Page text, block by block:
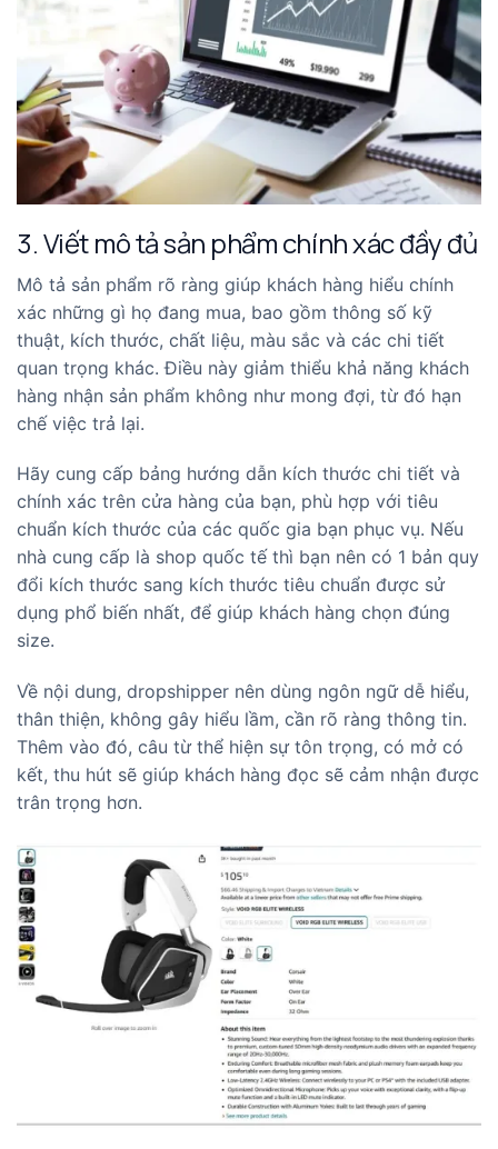
3. Viết mô tả sản phẩm chính xác đầy đủ
Mô tả sản phẩm rõ ràng giúp khách hàng hiểu chính
xác những gì họ đang mua, bao gồm thông số kỹ
thuật, kích thước, chất liệu, màu sắc và các chi tiết
quan trọng khác. Điều này giảm thiểu khả năng khách
hàng nhận sản phẩm không như mong đợi, từ đó hạn
chế việc trả lại.
Hãy cung cấp bảng hướng dẫn kích thước chi tiết và
chính xác trên cửa hàng của bạn, phù hợp với tiêu
chuẩn kích thước của các quốc gia bạn phục vụ. Nếu
nhà cung cấp là shop quốc tế thì bạn nên có 1 bản quy
đổi kích thước sang kích thước tiêu chuẩn được sử
dụng phổ biến nhất, để giúp khách hàng chọn đúng
size.
Về nội dung, dropshipper nên dùng ngôn ngữ dễ hiểu,
thân thiện, không gây hiểu lầm, cần rõ ràng thông tin.
Thêm vào đó, câu từ thể hiện sự tôn trọng, có mở có
kết, thu hút sẽ giúp khách hàng đọc sẽ cảm nhận được
trân trọng hơn.